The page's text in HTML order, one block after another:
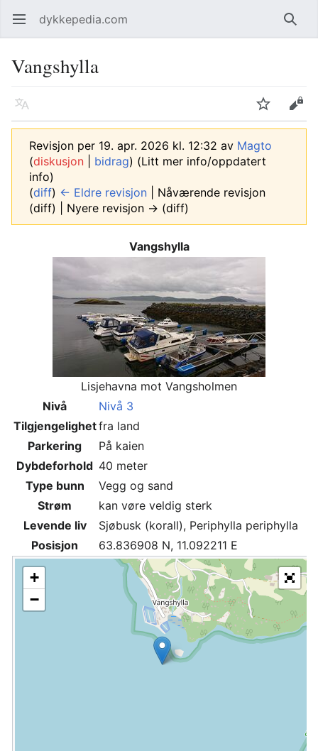
Åpne hovedmenyen dykkepedia.com Søk
Vangshylla
Språk Overvåk Rediger
Revisjon per 19. apr. 2026 kl. 12:32 av Magto
(diskusjon bidrag) (Litt mer info/oppdatert
info)
(diff) ← Eldre revisjon | Nåværende revisjon
(diff) | Nyere revisjon → (diff)
Vangshylla
Lisjehavna mot Vangsholmen
Nivå
Nivå 3
Tilgjengelighetfra land
Parkering
På kaien
Dybdeforhold 40 meter
Type bunn
Vegg og sand
Strøm
kan vøre veldig sterk
Levende liv
Sjøbusk (korall), Periphylla periphylla
Posisjon
63.836908 N, 11.092211 E
+
−